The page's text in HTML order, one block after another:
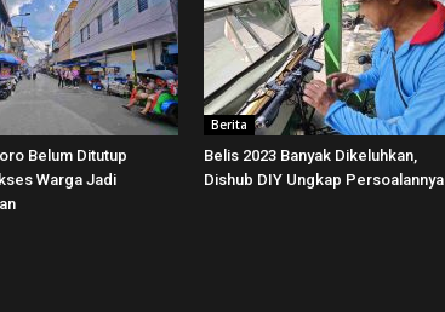
Belum Ditutup
Warga Jadi
Berita
Belis 2023 Banyak Dikeluhkan,
Dishub DIY Ungkap Persoalannya